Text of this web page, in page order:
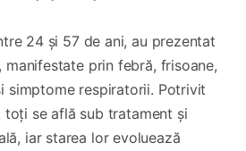
24 și 57 de ani, au prezentat
prin febră, frisoane,
simptome respiratorii. Potrivit
se află sub tratament și
iar starea lor evoluează